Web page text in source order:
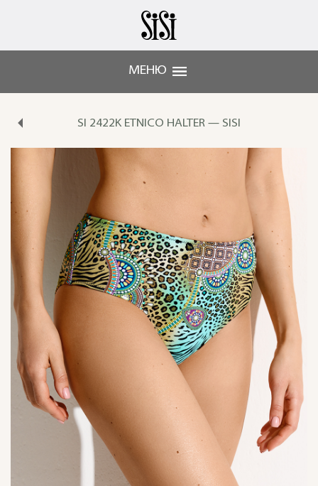
МЕНЮ
SI 2422K ETNICO HALTER — SISI